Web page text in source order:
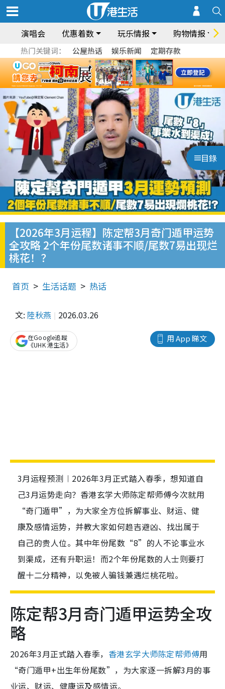
演唱会 优惠着数 玩乐情报 购物情报
热门关键词： 公屋热话 娱乐新闻 定期存款
目錄
【2026年3月运程】陈定帮3月奇门遁甲运势
全攻略 2个年份尾数诸事不顺/尾数7易出现烂
桃花！？
首页 生活话题 热话
文: 陸秋燕 2026.03.26
用 App 睇文
在Google追蹤
《UHK 港生活》
3月运程预测︱2026年3月正式踏入春季，想知道自
己3月运势走向？香港玄学大师陈定帮师傅今次就用
“奇门遁甲”，为大家全方位拆解事业、财运、健
康及感情运势，并教大家如何趋吉避凶、找出属于
自己的贵人位。其中年份尾数“8”的人不论事业水
到渠成，还有升职运！而2个年份尾数的人士则要打
醒十二分精神，以免被人骗钱兼遇烂桃花啦。
陈定帮3月奇门遁甲运势全攻
略
2026年3月正式踏入春季， 香港玄学大师陈定帮师傅用
“奇门遁甲+出生年份尾数”，为大家逐一拆解3月的事
业运、财运、健康运及感情运。